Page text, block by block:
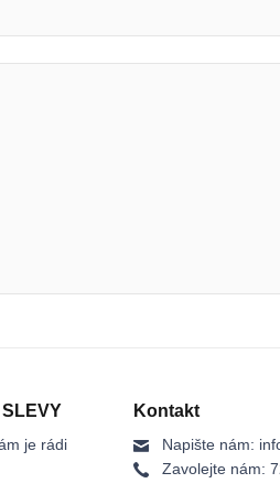
je rádi
Kontakt
Napište nám:
Zavolejte nám: